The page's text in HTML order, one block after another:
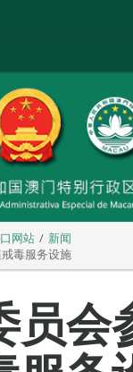
网站
新闻
毒服务设施
员会